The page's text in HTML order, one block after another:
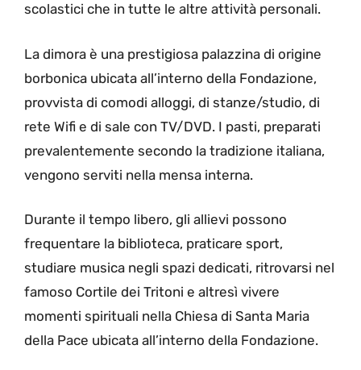
scolastici che in tutte le altre attività personali.
La dimora è una prestigiosa palazzina di origine
borbonica ubicata all’interno della Fondazione,
provvista di comodi alloggi, di stanze/studio, di
rete Wifi e di sale con TV/DVD. I pasti, preparati
prevalentemente secondo la tradizione italiana,
vengono serviti nella mensa interna.
Durante il tempo libero, gli allievi possono
frequentare la biblioteca, praticare sport,
studiare musica negli spazi dedicati, ritrovarsi nel
famoso Cortile dei Tritoni e altresì vivere
momenti spirituali nella Chiesa di Santa Maria
della Pace ubicata all’interno della Fondazione.